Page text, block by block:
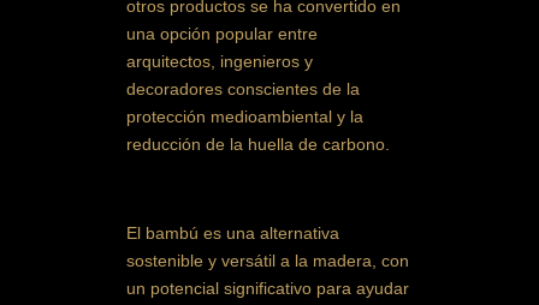
otros productos se ha convertido en
una opción popular entre
arquitectos, ingenieros y
decoradores conscientes de la
protección medioambiental y la
reducción de la huella de carbono.
El bambú es una alternativa
sostenible y versátil a la madera, con
un potencial significativo para ayudar